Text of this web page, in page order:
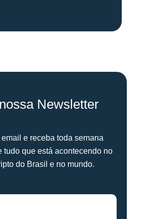
Newsletter
e receba toda semana
tudo que está acontecendo no
do Brasil e no mundo.